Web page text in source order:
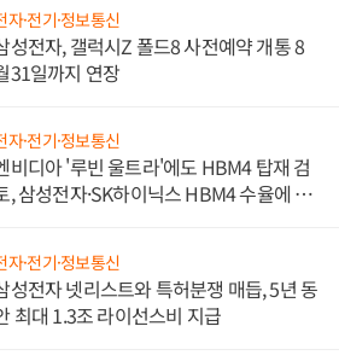
자·전기·정보통신
성전자, 갤럭시Z 폴드8 사전예약 개통 8
31일까지 연장
자·전기·정보통신
비디아 '루빈 울트라'에도 HBM4 탑재 검
, 삼성전자·SK하이닉스 HBM4 수율에 주
자·전기·정보통신
성전자 넷리스트와 특허분쟁 매듭, 5년 동
최대 1.3조 라이선스비 지급